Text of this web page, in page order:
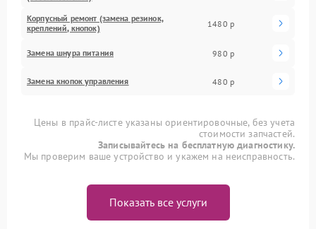
Корпусный ремонт (замена резинок,
креплений, кнопок)
1480 р
Замена шнура питания 980 р
Замена кнопок управления 480 р
Цены в прайс-листе указаны ориентировочные, без учета
стоимости запчастей.
Записывайтесь на бесплатную диагностику.
Мы проверим ваше устройство и укажем на неисправность.
Показать все услуги